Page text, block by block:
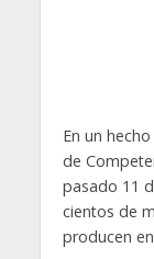
En un
de
pasado 11
cientos de
producen